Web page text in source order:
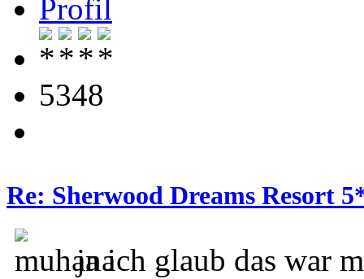
5348
Re: Sherwood Dreams Resort
ja ich glaub das war